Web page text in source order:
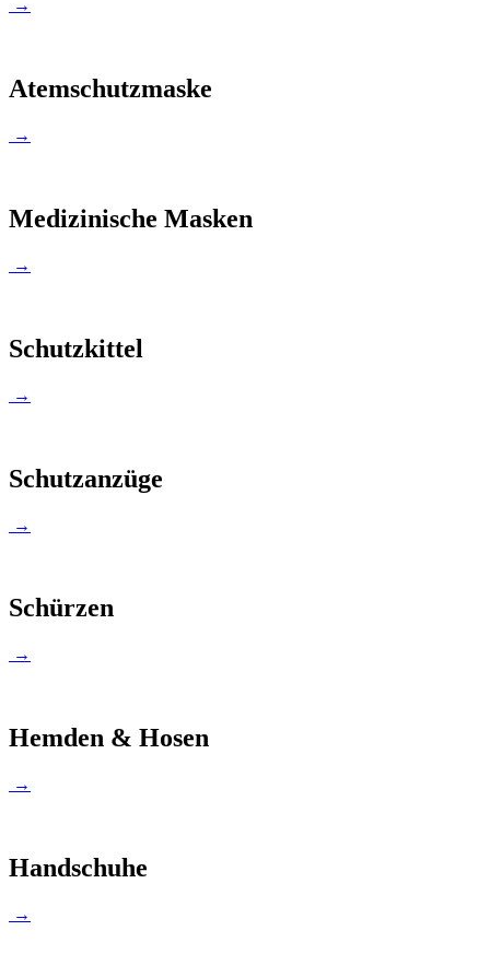
→
Atemschutzmaske
→
Medizinische Masken
→
Schutzkittel
→
Schutzanzüge
→
Schürzen
→
Hemden & Hosen
→
Handschuhe
→